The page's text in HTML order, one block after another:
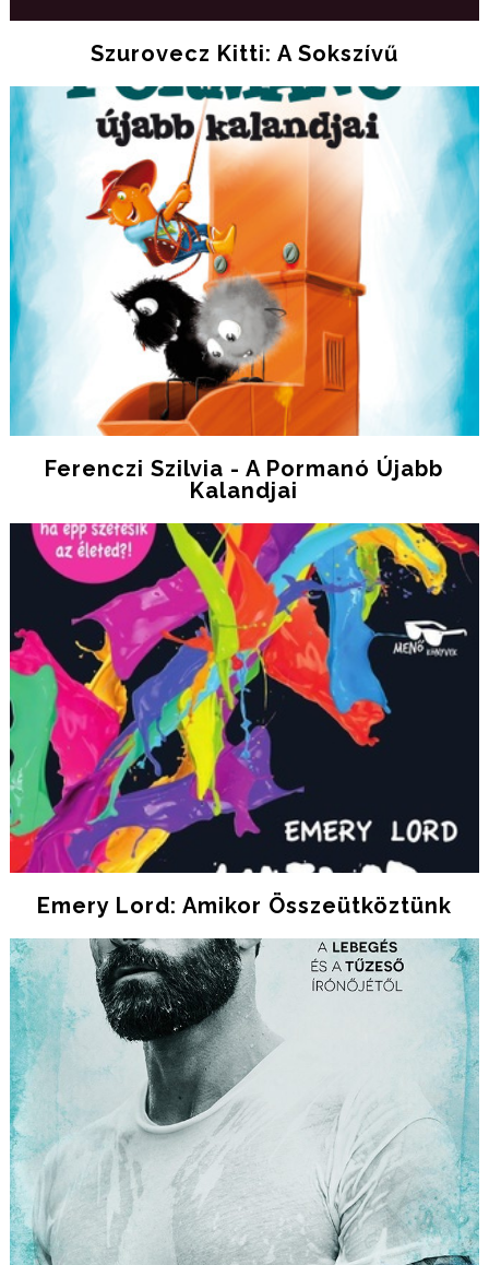
Szurovecz Kitti: A Sokszívű
Ferenczi Szilvia - A Pormanó Újabb
Kalandjai
Emery Lord: Amikor Összeütköztünk